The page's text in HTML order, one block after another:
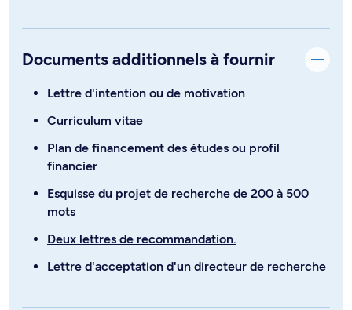
Documents additionnels à fournir
Lettre d'intention ou de motivation
Curriculum vitae
Plan de financement des études ou profil
financier
Esquisse du projet de recherche de 200 à 500
mots
Deux lettres de recommandation.
Lettre d'acceptation d'un directeur de recherche